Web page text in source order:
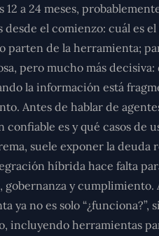
a 24 meses,
el comienzo: cuál es
parten de la herramienta;
pero mucho más decisiva:
la información está
Antes de hablar de
es y qué casos de
suele exponer la
híbrida hace falta
gobernanza y cumplimiento.
ya no es solo
incluyendo herramientas